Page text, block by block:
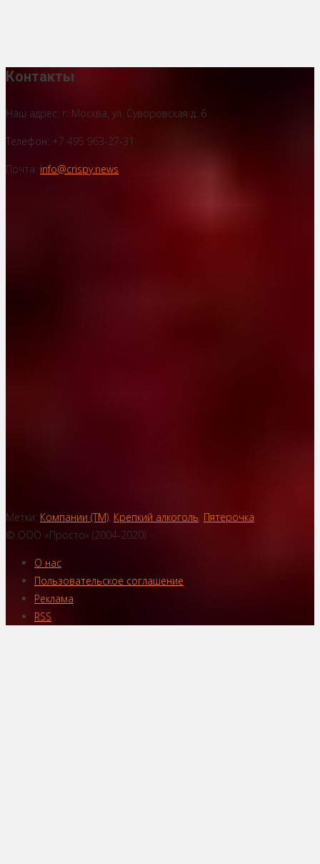
Контакты
Наш адрес: г. Москва, ул. Суворовская д. 6
Телефон: +7 495 963-27-31
Почта: info@crispy.news
Метки: Компании (ТМ), Крепкий алкоголь, Пятерочка
© ООО «Просто» (2004-2020)
О нас
Пользовательское соглашение
Реклама
RSS